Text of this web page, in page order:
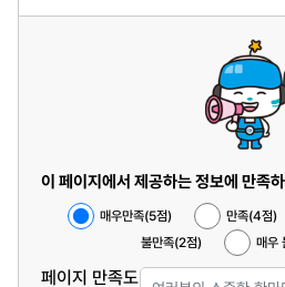
이 페이지에서 제공하는 정보에 만족
매우만족(5점) 만족(4점)
불만족(2점)
매우
페이지 만족도